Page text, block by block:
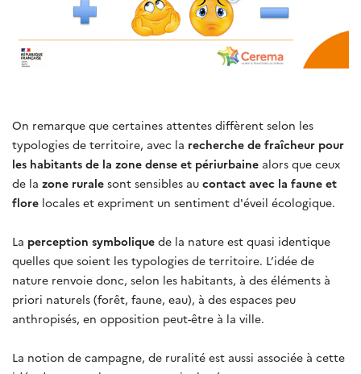
On remarque que certaines attentes diffèrent selon les
typologies de territoire, avec la recherche de fraîcheur pour
les habitants de la zone dense et périurbaine alors que ceux
de la zone rurale sont sensibles au contact avec la faune et
flore locales et expriment un sentiment d'éveil écologique.
La perception symbolique de la nature est quasi identique
quelles que soient les typologies de territoire. L’idée de
nature renvoie donc, selon les habitants, à des éléments à
priori naturels (forêt, faune, eau), à des espaces peu
anthropisés, en opposition peut-être à la ville.
La notion de campagne, de ruralité est aussi associée à cette